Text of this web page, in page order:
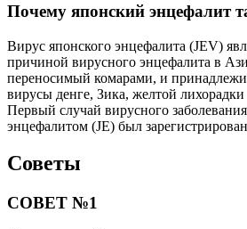
Почему японский энцефалит
Вирус японского энцефалита (JEV)
причиной вирусного энцефалита в
переносимый комарами, и
вирусы денге, Зика, желтой
Первый случай вирусного
энцефалитом (JE) был
Советы
СОВЕТ №1